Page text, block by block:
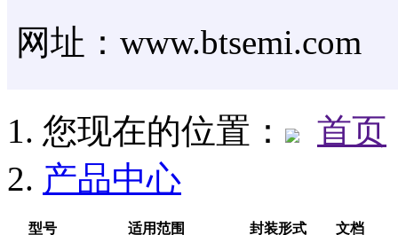
网址：www.btsemi.com
您现在的位置：
首页
产品中心
型号 适用范围 封装形式 文档